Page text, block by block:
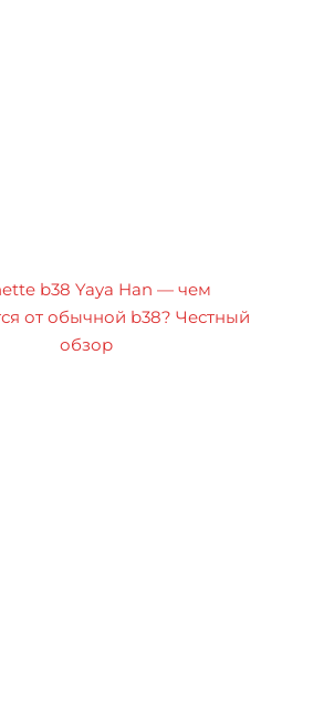
b38 Yaya Han — чем
от обычной b38? Честный
обзор